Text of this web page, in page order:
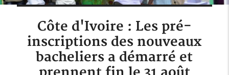
Côte d'Ivoire : Les pré-
inscriptions des nouveaux
bacheliers a démarré et